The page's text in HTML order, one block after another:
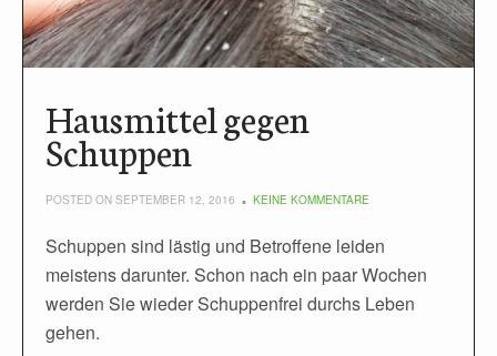
Hausmittel gegen
Schuppen
POSTED ON SEPTEMBER 12, 2016 KEINE KOMMENTARE
Schuppen sind lästig und Betroffene leiden
meistens darunter. Schon nach ein paar Wochen
werden Sie wieder Schuppenfrei durchs Leben
gehen.